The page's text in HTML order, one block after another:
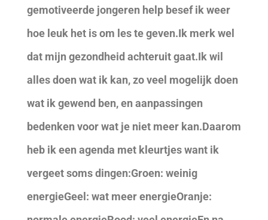
gemotiveerde jongeren help besef ik weer
hoe leuk het is om les te geven.Ik merk wel
dat mijn gezondheid achteruit gaat.Ik wil
alles doen wat ik kan, zo veel mogelijk doen
wat ik gewend ben, en aanpassingen
bedenken voor wat je niet meer kan.Daarom
heb ik een agenda met kleurtjes want ik
vergeet soms dingen:Groen: weinig
energieGeel: wat meer energieOranje: